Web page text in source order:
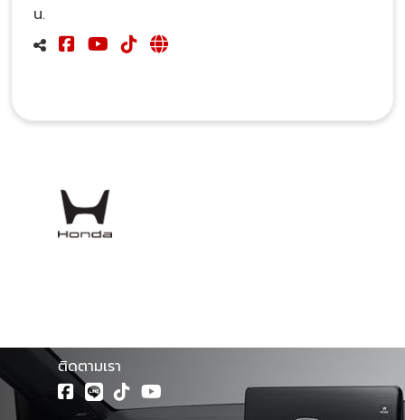
น.
ติดตามเรา